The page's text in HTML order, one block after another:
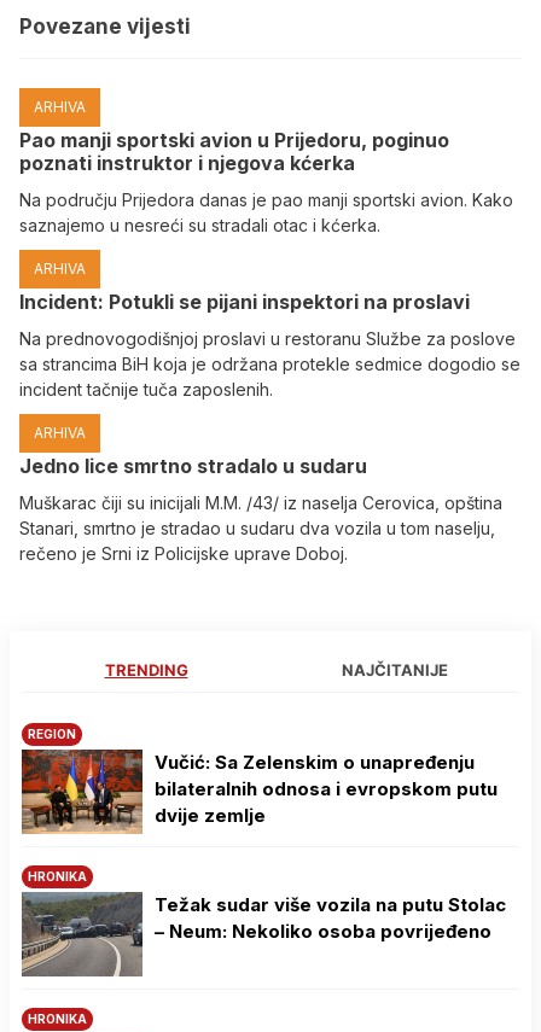
Povezane vijesti
ARHIVA
Pao manji sportski avion u Prijedoru, poginuo
poznati instruktor i njegova kćerka
Na području Prijedora danas je pao manji sportski avion. Kako
saznajemo u nesreći su stradali otac i kćerka.
ARHIVA
Incident: Potukli se pijani inspektori na proslavi
Na prednovogodišnjoj proslavi u restoranu Službe za poslove
sa strancima BiH koja je održana protekle sedmice dogodio se
incident tačnije tuča zaposlenih.
ARHIVA
Јedno lice smrtno stradalo u sudaru
Muškarac čiji su inicijali M.M. /43/ iz naselja Cerovica, opština
Stanari, smrtno je stradao u sudaru dva vozila u tom naselju,
rečeno je Srni iz Policijske uprave Doboj.
TRENDING NAJČITANIJE
REGION
Vučić: Sa Zelenskim o unapređenju
bilateralnih odnosa i evropskom putu
dvije zemlje
HRONIKA
Težak sudar više vozila na putu Stolac
– Neum: Nekoliko osoba povrijeđeno
HRONIKA